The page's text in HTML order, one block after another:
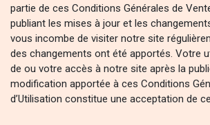
partie de ces Conditions Générales de
publiant les mises à jour et les
vous incombe de visiter notre site
des changements ont été apportés. Votre
de ou votre accès à notre site après la
modification apportée à ces Conditions
d’Utilisation constitue une acceptation de